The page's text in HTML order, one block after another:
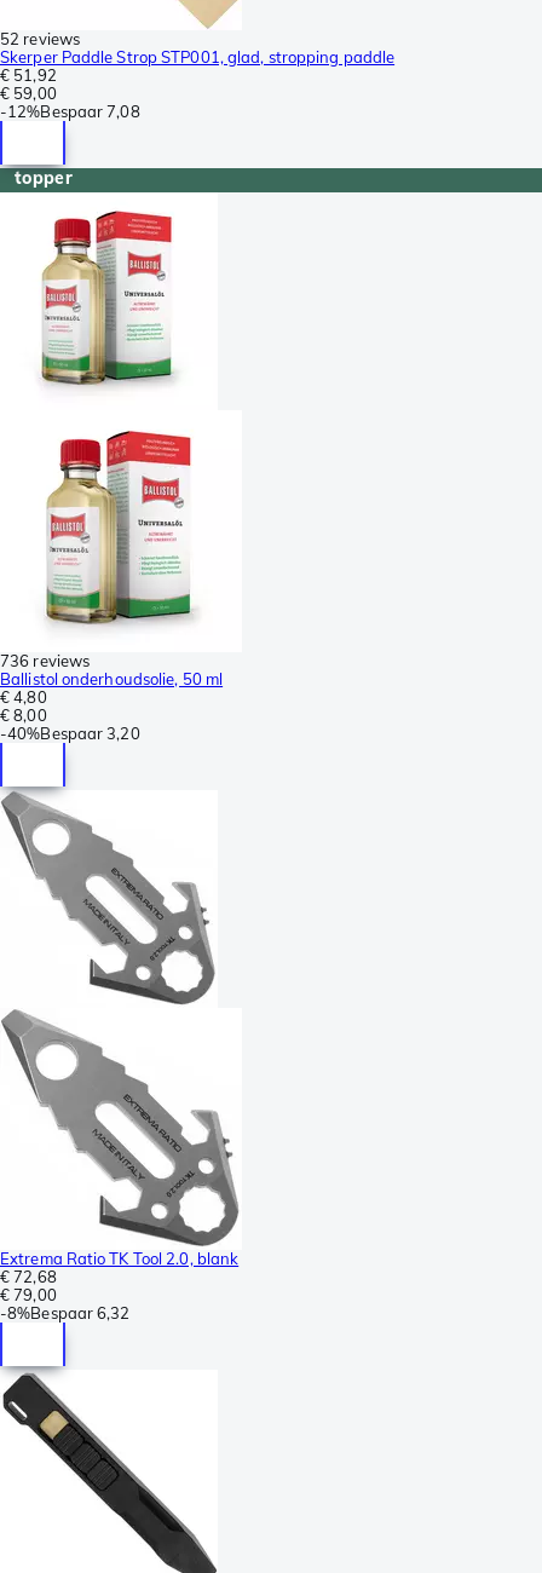
52 reviews
Skerper Paddle Strop STP001, glad, stropping paddle
€ 51,92
€ 59,00
-12%Bespaar 7,08
topper
736 reviews
Ballistol onderhoudsolie, 50 ml
€ 4,80
€ 8,00
-40%Bespaar 3,20
Extrema Ratio TK Tool 2.0, blank
€ 72,68
€ 79,00
-8%Bespaar6,32